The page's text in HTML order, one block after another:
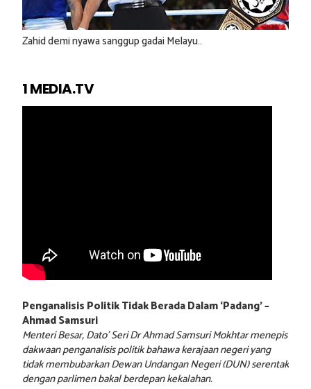
Zahid demi nyawa sanggup gadai Melayu..
1 MEDIA.TV
Penganalisis Politik Tidak Berada Dalam ‘Padang’ –
Ahmad Samsuri
Menteri Besar, Dato’ Seri Dr Ahmad Samsuri Mokhtar menepis
dakwaan penganalisis politik bahawa kerajaan negeri yang
tidak membubarkan Dewan Undangan Negeri (DUN) serentak
dengan parlimen bakal berdepan kekalahan.